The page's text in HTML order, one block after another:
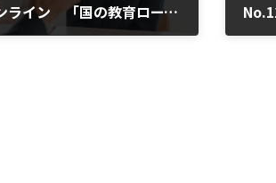
No.1160 東洋経済オンライン 「国の教育ローン」の強みは？